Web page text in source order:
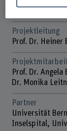
Projektleitung
Prof. Dr. Heiner
Prof. Dr. Angela
Dr. Monika
Partner
Universität
Inselspital,